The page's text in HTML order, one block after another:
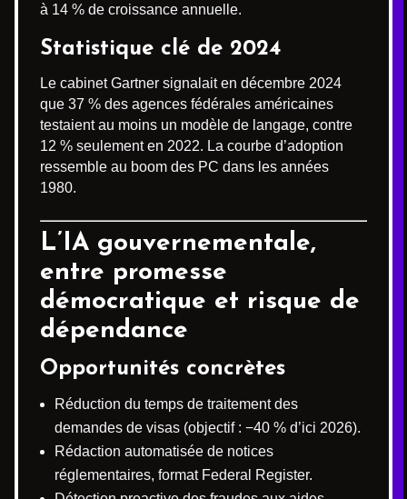
à 14 % de croissance annuelle.
Statistique clé de 2024
Le cabinet Gartner signalait en décembre 2024
que 37 % des agences fédérales américaines
testaient au moins un modèle de langage, contre
12 % seulement en 2022. La courbe d’adoption
ressemble au boom des PC dans les années
1980.
L’IA gouvernementale,
entre promesse
démocratique et risque de
dépendance
Opportunités concrètes
Réduction du temps de traitement des
demandes de visas (objectif : −40 % d’ici 2026).
Rédaction automatisée de notices
réglementaires, format Federal Register.